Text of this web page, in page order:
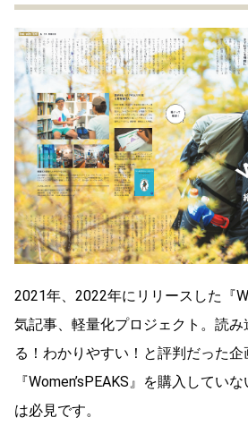
2021年、2022年にリリースした『
気記事、軽量化プロジェクト。読み
る！わかりやすい！と評判だった企
『Women’sPEAKS』を購入してい
は必見です。